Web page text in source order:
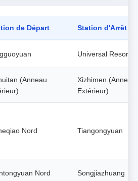
de Départ Station d'Arrêt
Universal Resort
(Anneau
Xizhimen (Anneau
Extérieur)
Nord Tiangongyuan
Nord Songjiazhuang